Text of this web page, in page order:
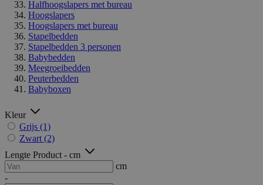
Halfhoogslapers met bureau
Hoogslapers
Hoogslapers met bureau
Stapelbedden
Stapelbedden 3 personen
Babybedden
Meegroeibedden
Peuterbedden
Babyboxen
Kleur
Grijs (1)
Zwart (2)
Lengte Product - cm
cm
-